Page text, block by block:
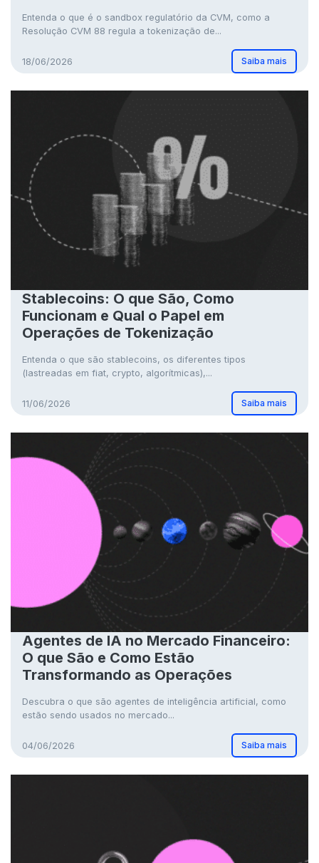
Entenda o que é o sandbox regulatório da CVM, como a
Resolução CVM 88 regula a tokenização de...
18/06/2026 Saiba mais
Stablecoins: O que São, Como
Funcionam e Qual o Papel em
Operações de Tokenização
Entenda o que são stablecoins, os diferentes tipos
(lastreadas em fiat, crypto, algorítmicas),...
11/06/2026 Saiba mais
Agentes de IA no Mercado Financeiro:
O que São e Como Estão
Transformando as Operações
Descubra o que são agentes de inteligência artificial, como
estão sendo usados no mercado...
04/06/2026 Saiba mais